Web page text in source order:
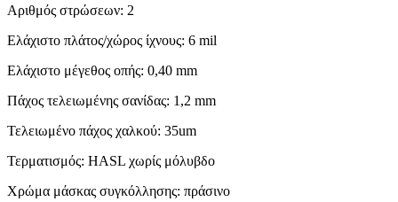
Αριθμός στρώσεων: 2
Ελάχιστο πλάτος/χώρος ίχνους: 6 mil
Ελάχιστο μέγεθος οπής: 0,40 mm
Πάχος τελειωμένης σανίδας: 1,2 mm
Τελειωμένο πάχος χαλκού: 35um
Τερματισμός: HASL χωρίς μόλυβδο
Χρώμα μάσκας συγκόλλησης: πράσινο